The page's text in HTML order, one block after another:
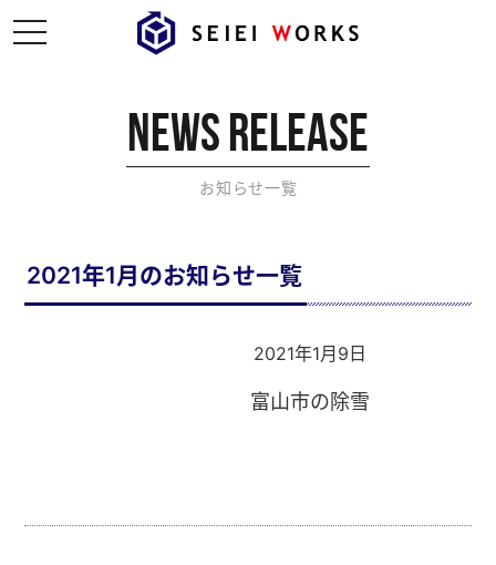
t
o
n
NEWS RELEASE
お知らせ一覧
2021年1月のお知らせ一覧
2021年1月9日
富山市の除雪